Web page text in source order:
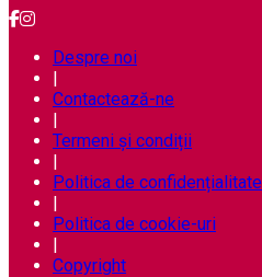
Despre noi
|
Contactează-ne
|
Termeni și condiții
|
Politica de confidențialitate
|
Politica de cookie-uri
|
Copyright